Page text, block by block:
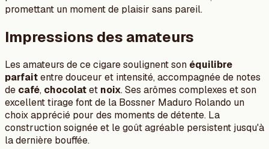
promettant un moment de plaisir sans pareil.
Impressions des amateurs
Les amateurs de ce cigare soulignent son équilibre
parfaitentre douceur et intensité, accompagnée de notes
de café, chocolatet noix. Ses arômes complexes et son
excellent tirage font de la Bossner Maduro Rolando un
choix apprécié pour des moments de détente. La
construction soignée et le goût agréable persistent jusqu'à
la dernière bouffée.